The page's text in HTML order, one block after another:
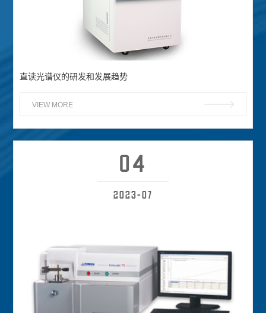
直读光谱仪的研发和发展趋势
VIEW MORE
04
2023-07